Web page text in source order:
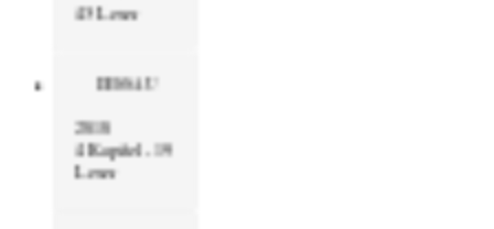
43 Leser
DESSAU
2010
4 Kapitel - 19
Leser